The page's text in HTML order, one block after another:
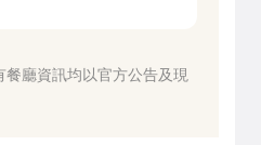
廳資訊均以官方公告及現